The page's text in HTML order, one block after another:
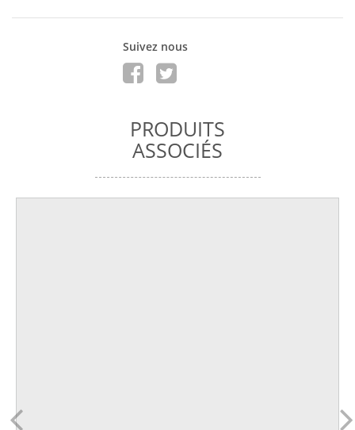
Suivez nous
PRODUITS
ASSOCIÉS